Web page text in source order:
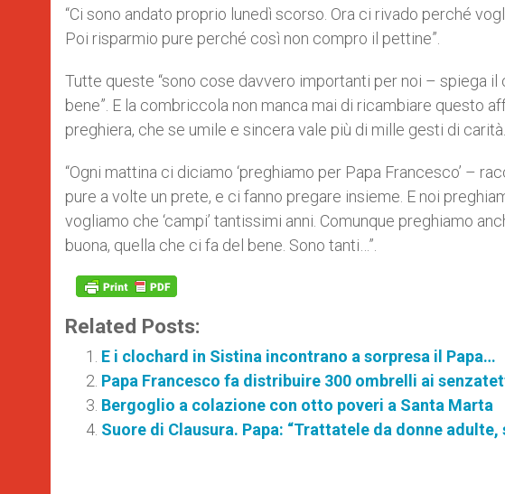
“Ci sono andato proprio lunedì scorso. Ora ci rivado perché
Poi risparmio pure perché così non compro il pettine”.
Tutte queste “sono cose davvero importanti per noi – spiega
bene”. E la combriccola non manca mai di ricambiare questo
preghiera, che se umile e sincera vale più di mille gesti di carità.
“Ogni mattina ci diciamo ‘preghiamo per Papa Francesco’ –
pure a volte un prete, e ci fanno pregare insieme. E noi
vogliamo che ‘campi’ tantissimi anni. Comunque preghiamo
buona, quella che ci fa del bene. Sono tanti…”.
Related Posts:
E i clochard in Sistina incontrano a sorpresa il Papa…
Papa Francesco fa distribuire 300 ombrelli ai
Bergoglio a colazione con otto poveri a Santa Marta
Suore di Clausura. Papa: “Trattatele da donne